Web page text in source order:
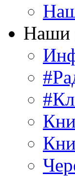
Наши